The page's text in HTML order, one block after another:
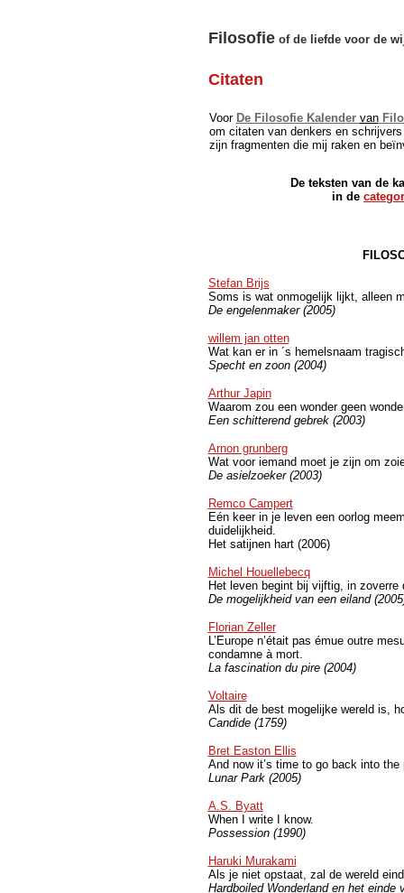
Filosofie of de liefde voor de
Citaten
Voor De Filosofie Kalender van
om citaten van denkers en
zijn fragmenten die mij raken en
De teksten van de
in de
Stefan Brijs
Soms is wat onmogelijk lijkt, alleen
De engelenmaker (2005)
willem jan otten
Wat kan er in ´s hemelsnaam
Specht en zoon (2004)
Arthur Japin
Waarom zou een wonder geen
Een schitterend gebrek (2003)
Arnon grunberg
Wat voor iemand moet je zijn om
De asielzoeker (2003)
Remco Campert
Eén keer in je leven een oorlog
duidelijkheid.
Het satijnen hart (2006)
Michel Houellebecq
Het leven begint bij vijftig, in
De mogelijkheid van een eiland
Florian Zeller
L’Europe n’était pas émue outre
condamne à mort.
La fascination du pire (2004)
Voltaire
Als dit de best mogelijke wereld is,
Candide (1759)
Bret Easton Ellis
And now it’s time to go back into the
Lunar Park (2005)
A.S. Byatt
When I write I know.
Possession (1990)
Haruki Murakami
Als je niet opstaat, zal de wereld
Hardboiled Wonderland en het einde